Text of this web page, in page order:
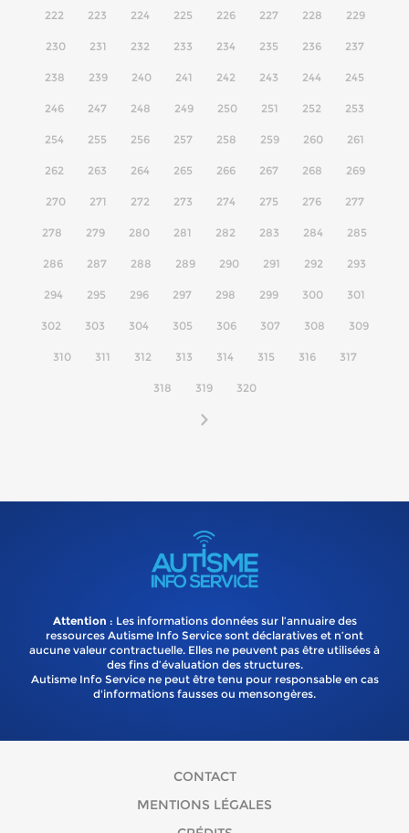
222 223 224 225 226 227 228 229
230 231 232 233 234 235 236 237
238 239 240 241 242 243 244 245
246 247 248 249 250 251 252 253
254 255 256 257 258 259 260 261
262 263 264 265 266 267 268 269
270 271 272 273 274 275 276 277
278 279 280 281 282 283 284 285
286 287 288 289 290 291 292 293
294 295 296 297 298 299 300 301
302 303 304 305 306 307 308 309
310 311 312 313 314 315 316 317
318 319 320
Attention : Les informations données sur l’annuaire des
ressources Autisme Info Service sont déclaratives et n’ont
aucune valeur contractuelle. Elles ne peuvent pas être utilisées à
des fins d’évaluation des structures.
Autisme Info Service ne peut être tenu pour responsable en cas
d'informations fausses ou mensongères.
CONTACT
MENTIONS LÉGALES